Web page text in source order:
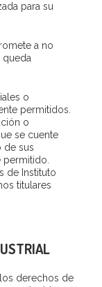
para su
a no
queda
o
permitidos.
o
se cuente
de sus
de Instituto
titulares
derechos de